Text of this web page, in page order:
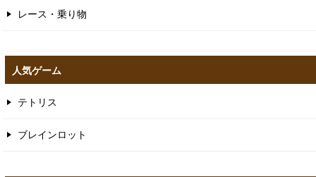
レース・乗り物
人気ゲーム
テトリス
ブレインロット